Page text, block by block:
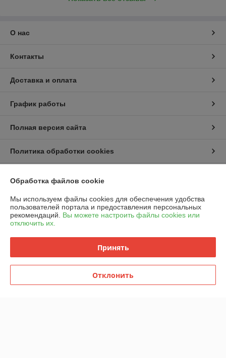
О нас
Контакты
Доставка и оплата
График работы
Полная версия сайта
Политика обработки cookies
Юридическое лицо:ООО "Горячий металл"
г.ГРОДНО, ул.ЛИДСКАЯ, дом 15 А, 230025, РЕСПУБЛИКА БЕЛАРУСЬ,
Обработка файлов cookie
Мы используем файлы cookies для обеспечения удобства
пользователей портала и предоставления персональных
рекомендаций. Вы можете настроить файлы cookies или
отключить их.
Принять
Отклонить